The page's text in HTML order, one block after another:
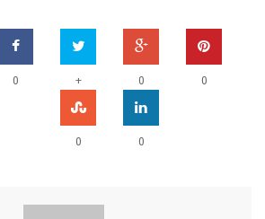
0 + 0 0
0 0